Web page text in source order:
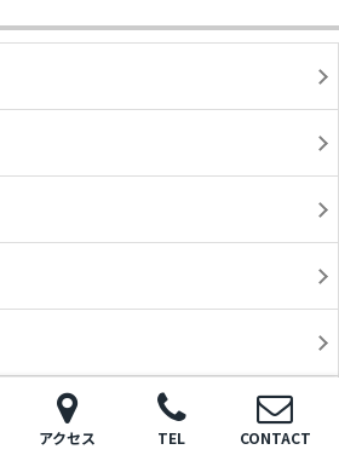
アクセス TEL CONTACT